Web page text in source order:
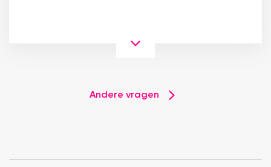
Andere vragen